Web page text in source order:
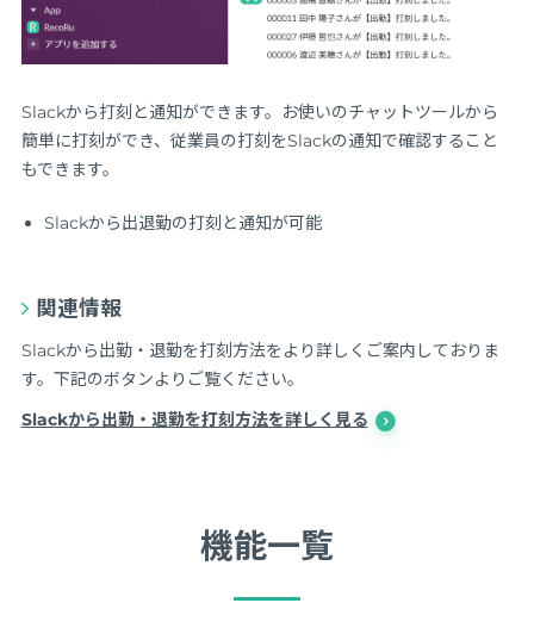
Slackから打刻と通知ができます。お使いのチャットツールから
簡単に打刻ができ、従業員の打刻をSlackの通知で確認すること
もできます。
Slackから出退勤の打刻と通知が可能
関連情報
Slackから出勤・退勤を打刻方法をより詳しくご案内しておりま
す。下記のボタンよりご覧ください。
Slackから出勤・退勤を打刻方法を詳しく見る
機能一覧